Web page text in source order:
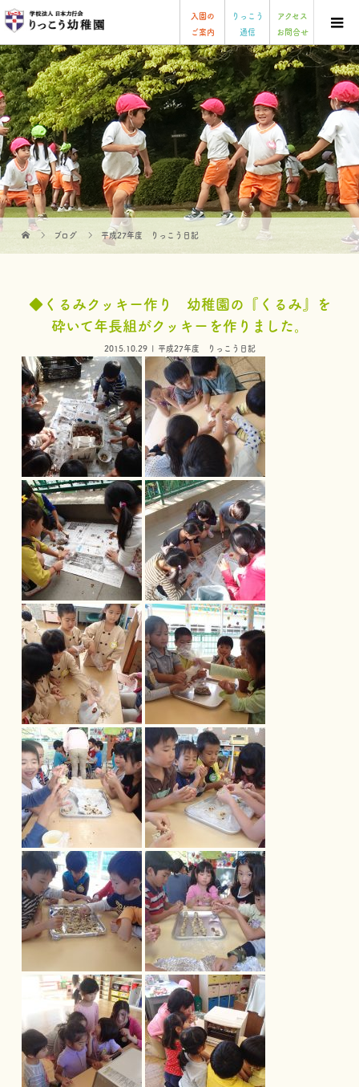
入園の
ご案内
りっこう
通信
アクセス
お問合せ
ブログ 平成27年度 りっこう日記
◆くるみクッキー作り 幼稚園の『くるみ』を
砕いて年長組がクッキーを作りました。
2015.10.29 平成27年度 りっこう日記